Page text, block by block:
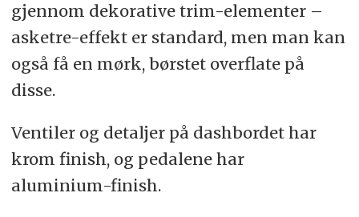
gjennom dekorative trim-elementer –
asketre-effekt er standard, men man kan
også få en mørk, børstet overflate på
disse.
Ventiler og detaljer på dashbordet har
krom finish, og pedalene har
aluminium-finish.